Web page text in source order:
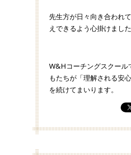
先生方が日々向き合われ
えできるよう心掛けました
W&Hコーチングスクール
もたちが「理解される安
を続けてまいります。